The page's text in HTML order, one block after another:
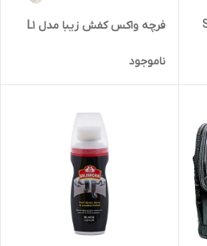
فرچه واکس کفش زیبا مدل L1
ناموجود